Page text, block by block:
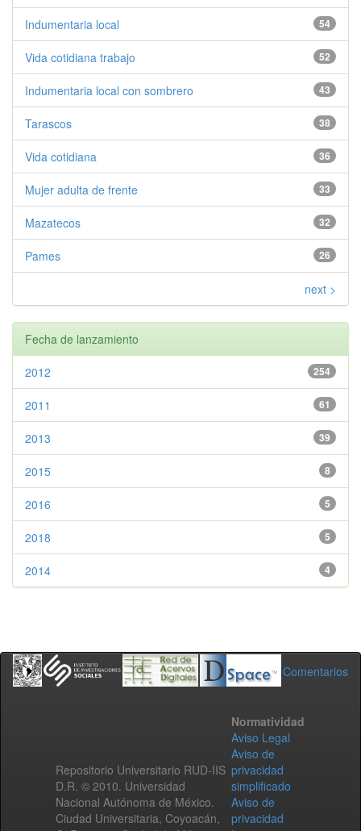
54
Indumentaria local
52
Vida cotidiana trabajo
43
Indumentaria local con sombrero
38
Tarascos
36
Vida cotidiana
33
Mujer adulta de frente
32
Mazatecos
26
Pames
next >
Fecha de lanzamiento
254
2012
61
2011
39
2013
8
2015
5
2016
5
2018
4
2014
Comentarios
Repositorio Universitario RUD-IIS
D.R. © 2010. Universidad
Nacional Autónoma de México.
Ciudad Universitaria, Coyoacán,
Normatividad
Aviso Legal
Aviso de
privacidad
simplificado
Aviso de
privacidad